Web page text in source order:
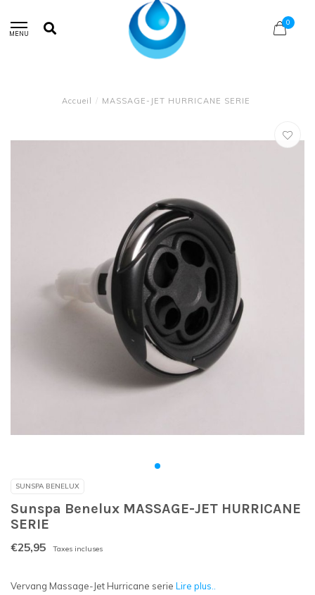
MENU
0
Accueil / MASSAGE-JET HURRICANE SERIE
SUNSPA BENELUX
Sunspa Benelux MASSAGE-JET HURRICANE
SERIE
€25,95 Taxes incluses
Vervang Massage-Jet Hurricane serie Lire plus..